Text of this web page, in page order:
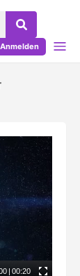
Anmelden
| 00:20